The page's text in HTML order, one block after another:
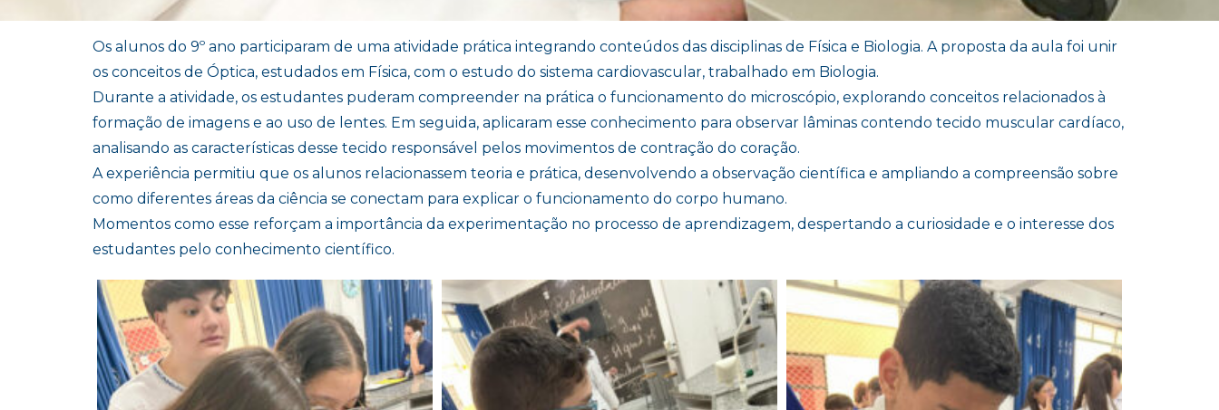
Os alunos do 9º ano participaram de uma atividade prática integrando conteúdos das disciplinas de Física e Biologia. A proposta da aula foi unir
os conceitos de Óptica, estudados em Física, com o estudo do sistema cardiovascular, trabalhado em Biologia.
Durante a atividade, os estudantes puderam compreender na prática o funcionamento do microscópio, explorando conceitos relacionados à
formação de imagens e ao uso de lentes. Em seguida, aplicaram esse conhecimento para observar lâminas contendo tecido muscular cardíaco,
analisando as características desse tecido responsável pelos movimentos de contração do coração.
A experiência permitiu que os alunos relacionassem teoria e prática, desenvolvendo a observação científica e ampliando a compreensão sobre
como diferentes áreas da ciência se conectam para explicar o funcionamento do corpo humano.
Momentos como esse reforçam a importância da experimentação no processo de aprendizagem, despertando a curiosidade e o interesse dos
estudantes pelo conhecimento científico.